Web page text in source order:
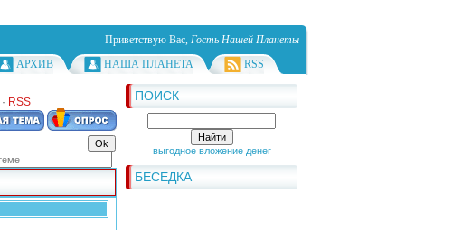
Приветствую Вас, Гость Нашей Планеты
АРХИВ НАША ПЛАНЕТА RSS
ПОИСК
выгодное вложение денег
БЕСЕДКА
· RSS